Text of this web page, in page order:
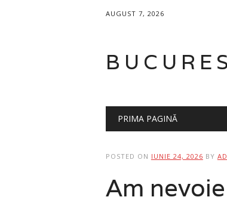
AUGUST 7, 2026
Main menu
PRIMA PAGINĂ
POSTED ON IUNIE 24, 2026 BY
Am